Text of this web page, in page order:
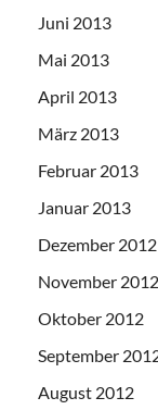
Juni 2013
Mai 2013
April 2013
März 2013
Februar 2013
Januar 2013
Dezember 2012
November 2012
Oktober 2012
September
August 2012